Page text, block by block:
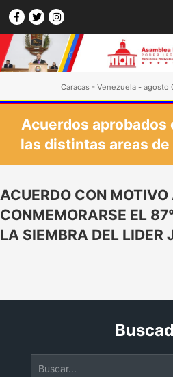
Caracas - Venezuela - agosto
Acuerdos aprobados
las distintas areas
ACUERDO CON MOTIVO
CONMEMORARSE EL
LA SIEMBRA DEL LIDER